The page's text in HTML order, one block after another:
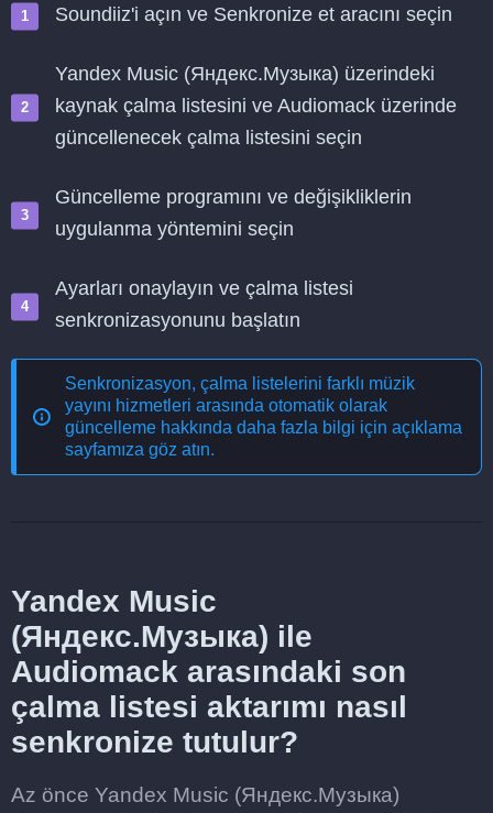
Soundiiz'i açın ve Senkronize et aracını seçin
Yandex Music (Яндекс.Музыка) üzerindeki
kaynak çalma listesini ve Audiomack üzerinde
güncellenecek çalma listesini seçin
Güncelleme programını ve değişikliklerin
uygulanma yöntemini seçin
Ayarları onaylayın ve çalma listesi
senkronizasyonunu başlatın
Senkronizasyon, çalma listelerini farklı müzik
yayını hizmetleri arasında otomatik olarak
güncelleme hakkında daha fazla bilgi için açıklama
sayfamıza göz atın.
Yandex Music
(Яндекс.Музыка) ile
Audiomack arasındaki son
çalma listesi aktarımı nasıl
senkronize tutulur?
Az önce Yandex Music (Яндекс.Музыка)